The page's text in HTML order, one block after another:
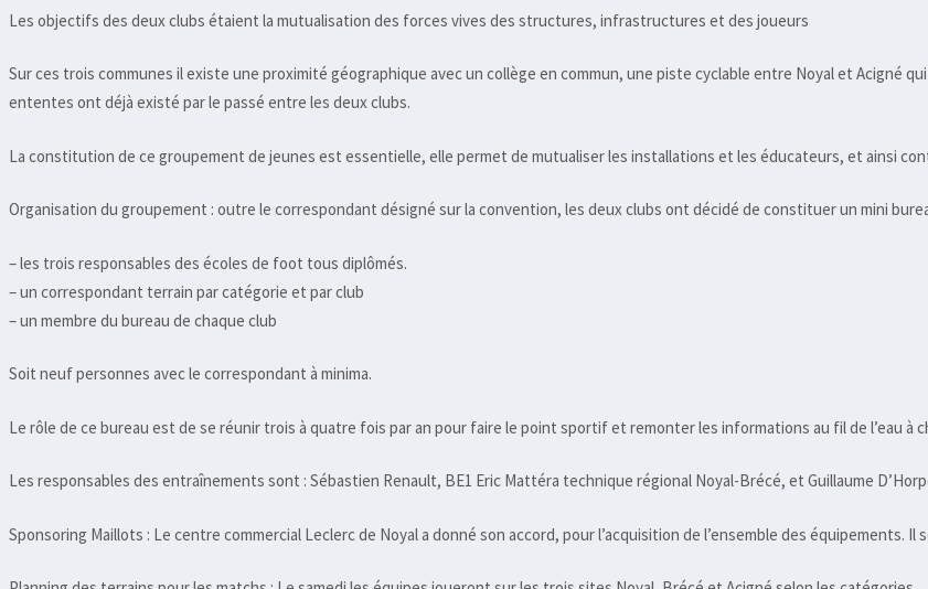
Les objectifs des deux clubs étaient la mutualisation des forces vives des structures, infrastructures et des joueurs
Sur ces trois communes il existe une proximité géographique avec un collège en commun, une piste cyclable entre Noyal et Acigné
ententes ont déjà existé par le passé entre les deux clubs.
La constitution de ce groupement de jeunes est essentielle, elle permet de mutualiser les installations et les éducateurs, et ainsi
Organisation du groupement : outre le correspondant désigné sur la convention, les deux clubs ont décidé de constituer un mini
– les trois responsables des écoles de foot tous diplômés.
– un correspondant terrain par catégorie et par club
– un membre du bureau de chaque club
Soit neuf personnes avec le correspondant à minima.
Le rôle de ce bureau est de se réunir trois à quatre fois par an pour faire le point sportif et remonter les informations au fil de l’eau à
Les responsables des entraînements sont : Sébastien Renault, BE1 Eric Mattéra technique régional Noyal-Brécé, et Guillaume
Sponsoring Maillots : Le centre commercial Leclerc de Noyal a donné son accord, pour l’acquisition de l’ensemble des équipements.